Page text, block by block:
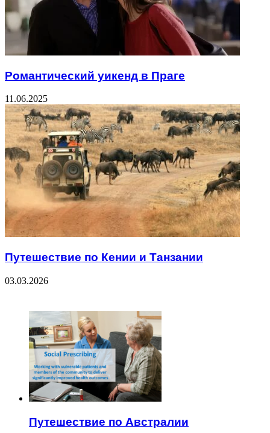
Романтический уикенд в Праге
11.06.2025
Путешествие по Кении и Танзании
03.03.2026
Путешествие по Австралии